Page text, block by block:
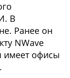
В
Ранее он
NWave
имеет офисы